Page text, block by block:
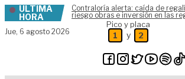
Skip to content
ÚLTIMA
HORA
Contraloría alerta: caída de
riesgo obras e inversión en las
Jue, 6 agosto 2026
Pico y placa
1 y 2